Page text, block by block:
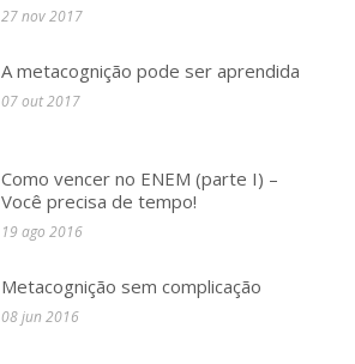
27 nov 2017
A metacognição pode ser aprendida
07 out 2017
Como vencer no ENEM (parte I) –
Você precisa de tempo!
19 ago 2016
Metacognição sem complicação
08 jun 2016